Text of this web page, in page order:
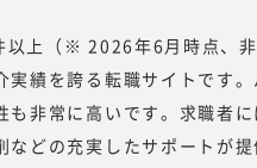
上（※ 2026年6月時点、非
実績を誇る転職サイトです
も非常に高いです。求職者
などの充実したサポートが